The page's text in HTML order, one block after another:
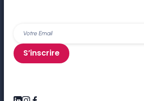
S’inscrire